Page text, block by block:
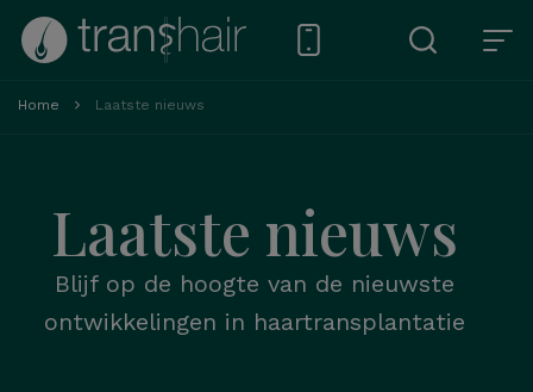
Laatste nieuws
Blijf op de hoogte van de nieuwste
ontwikkelingen in haartransplantatie
Home Laatste nieuws